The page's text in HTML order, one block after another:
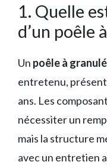
1. Quelle
d’un poêle
Un poêle à
entretenu,
ans. Les
nécessiter un
mais la structure
avec un entretien